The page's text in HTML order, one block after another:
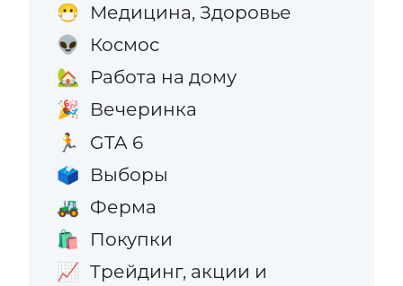
😷 Медицина, Здоровье
👽 Космос
🏡 Работа на дому
🎉 Вечеринка
🏃 GTA 6
🗳️ Выборы
🚜 Ферма
🛍️ Покупки
📈 Трейдинг, акции и